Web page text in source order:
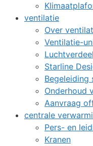
ventilatie
Over
Ventilatie-
Starline
Begeleiding
Onderhoud
Aanvraag
centrale
Pers- en
Kranen